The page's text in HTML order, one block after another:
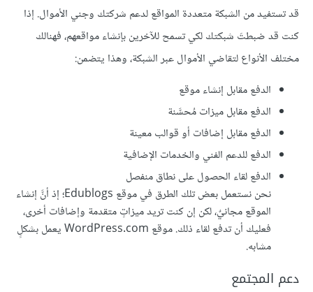
قد تستفيد من الشبكة متعددة المواقع لدعم شركتك وجني الأموال. إذا
كنت قد ضبطتَ شبكتك لكي تسمح للآخرين بإنشاء مواقعهم، فهنالك
مختلف الأنواع لتقاضي الأموال عبر الشبكة، وهذا يتضمن:
الدفع مقابل إنشاء موقع
الدفع مقابل ميزات مُحسَّنة
الدفع مقابل إضافات أو قوالب معينة
الدفع للدعم الفني والخدمات الإضافية
الدفع لقاء الحصول على نطاق منفصل
نحن نستعمل بعض تلك الطرق في موقع Edublogs؛ إذ أنَّ إنشاء
الموقع مجانيٌ، لكن إن كنت تريد ميزاتٍ متقدمة وإضافات أخرى،
فعليك أن تدفع لقاء ذلك. موقع WordPress.com يعمل بشكلٍ
مشابه.
دعم المجتمع